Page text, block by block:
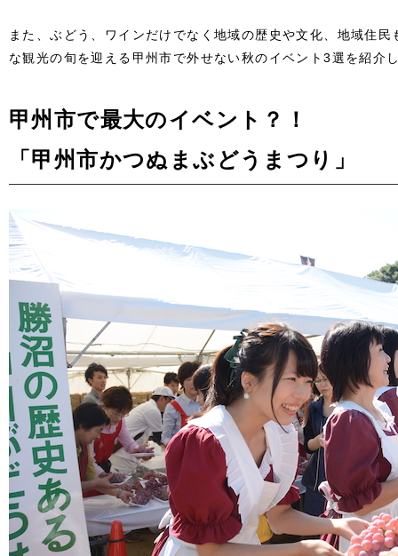
また、ぶどう、ワインだけでなく地域の歴史や文化、地域住
な観光の旬を迎える甲州市で外せない秋のイベント3選を紹介
甲州市で最大のイベント？！
「甲州市かつぬまぶどうまつり」